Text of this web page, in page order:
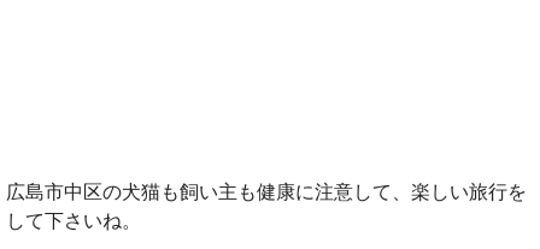
広島市中区の犬猫も飼い主も健康に注意して、楽しい旅行を
して下さいね。